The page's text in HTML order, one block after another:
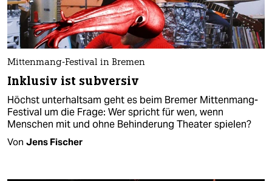
Mittenmang-Festival in Bremen
Inklusiv ist subversiv
Höchst unterhaltsam geht es beim Bremer Mittenmang-
Festival um die Frage: Wer spricht für wen, wenn
Menschen mit und ohne Behinderung Theater spielen?
Von Jens Fischer